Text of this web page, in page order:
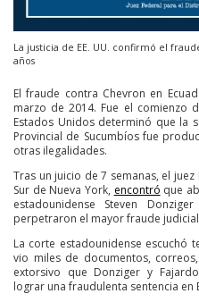
La justicia de EE. UU. confirmó el
años
El fraude contra Chevron en
marzo de 2014. Fue el comienzo
Estados Unidos determinó que la
Provincial de Sucumbíos fue
otras ilegalidades.
Tras un juicio de 7 semanas, el
Sur de Nueva York, encontró que
estadounidense Steven
perpetraron el mayor fraude
La corte estadounidense escuchó
vio miles de documentos,
extorsivo que Donziger y
lograr una fraudulenta sentencia en